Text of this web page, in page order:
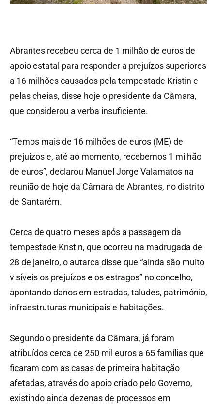
Abrantes recebeu cerca de 1 milhão de euros de
apoio estatal para responder a prejuízos superiores
a 16 milhões causados pela tempestade Kristin e
pelas cheias, disse hoje o presidente da Câmara,
que considerou a verba insuficiente.
“Temos mais de 16 milhões de euros (ME) de
prejuízos e, até ao momento, recebemos 1 milhão
de euros”, declarou Manuel Jorge Valamatos na
reunião de hoje da Câmara de Abrantes, no distrito
de Santarém.
Cerca de quatro meses após a passagem da
tempestade Kristin, que ocorreu na madrugada de
28 de janeiro, o autarca disse que “ainda são muito
visíveis os prejuízos e os estragos” no concelho,
apontando danos em estradas, taludes, património,
infraestruturas municipais e habitações.
Segundo o presidente da Câmara, já foram
atribuídos cerca de 250 mil euros a 65 famílias que
ficaram com as casas de primeira habitação
afetadas, através do apoio criado pelo Governo,
existindo ainda dezenas de processos em